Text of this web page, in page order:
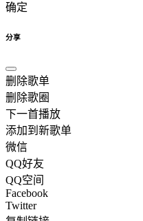
确定
分享
删除歌单
删除歌圈
下一首播放
添加到新歌单
微信
QQ好友
QQ空间
Facebook
Twitter